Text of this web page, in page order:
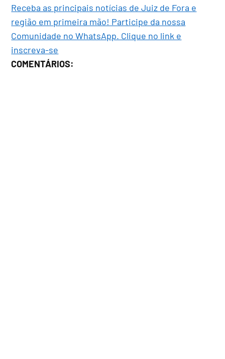
Receba as principais notícias de Juiz de Fora e
região em primeira mão! Participe da nossa
Comunidade no WhatsApp. Clique no link e
inscreva-se
COMENTÁRIOS: